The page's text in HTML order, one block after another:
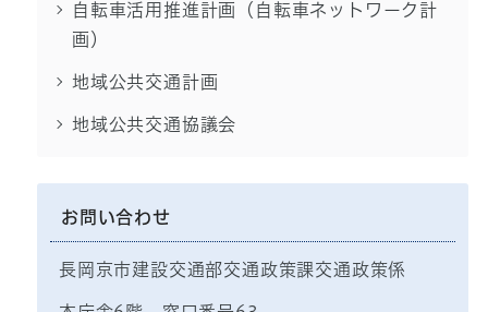
自転車活用推進計画（自転車ネットワーク計
画）
地域公共交通計画
地域公共交通協議会
お問い合わせ
長岡京市建設交通部交通政策課交通政策係